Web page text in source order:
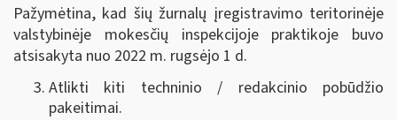
Pažymėtina, kad šių žurnalų įregistravimo teritorinėje
valstybinėje mokesčių inspekcijoje praktikoje buvo
atsisakyta nuo 2022 m. rugsėjo 1 d.
Atlikti kiti techninio / redakcinio pobūdžio
pakeitimai.